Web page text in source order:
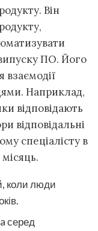
Він
ПО. Його
взаємодії
Наприклад,
відповідають
відповідальні
спеціалісту в
коли люди
серед